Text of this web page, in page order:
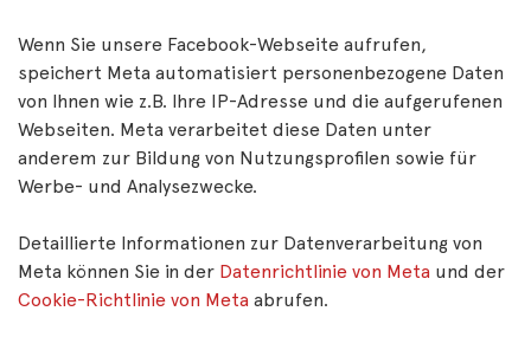
Wenn Sie unsere Facebook-Webseite aufrufen,
speichert Meta automatisiert personenbezogene Daten
von Ihnen wie z.B. Ihre IP-Adresse und die aufgerufenen
Webseiten. Meta verarbeitet diese Daten unter
anderem zur Bildung von Nutzungsprofilen sowie für
Werbe- und Analysezwecke.
Detaillierte Informationen zur Datenverarbeitung von
Meta können Sie in der Datenrichtlinie von Meta und der
Cookie-Richtlinie von Meta abrufen.